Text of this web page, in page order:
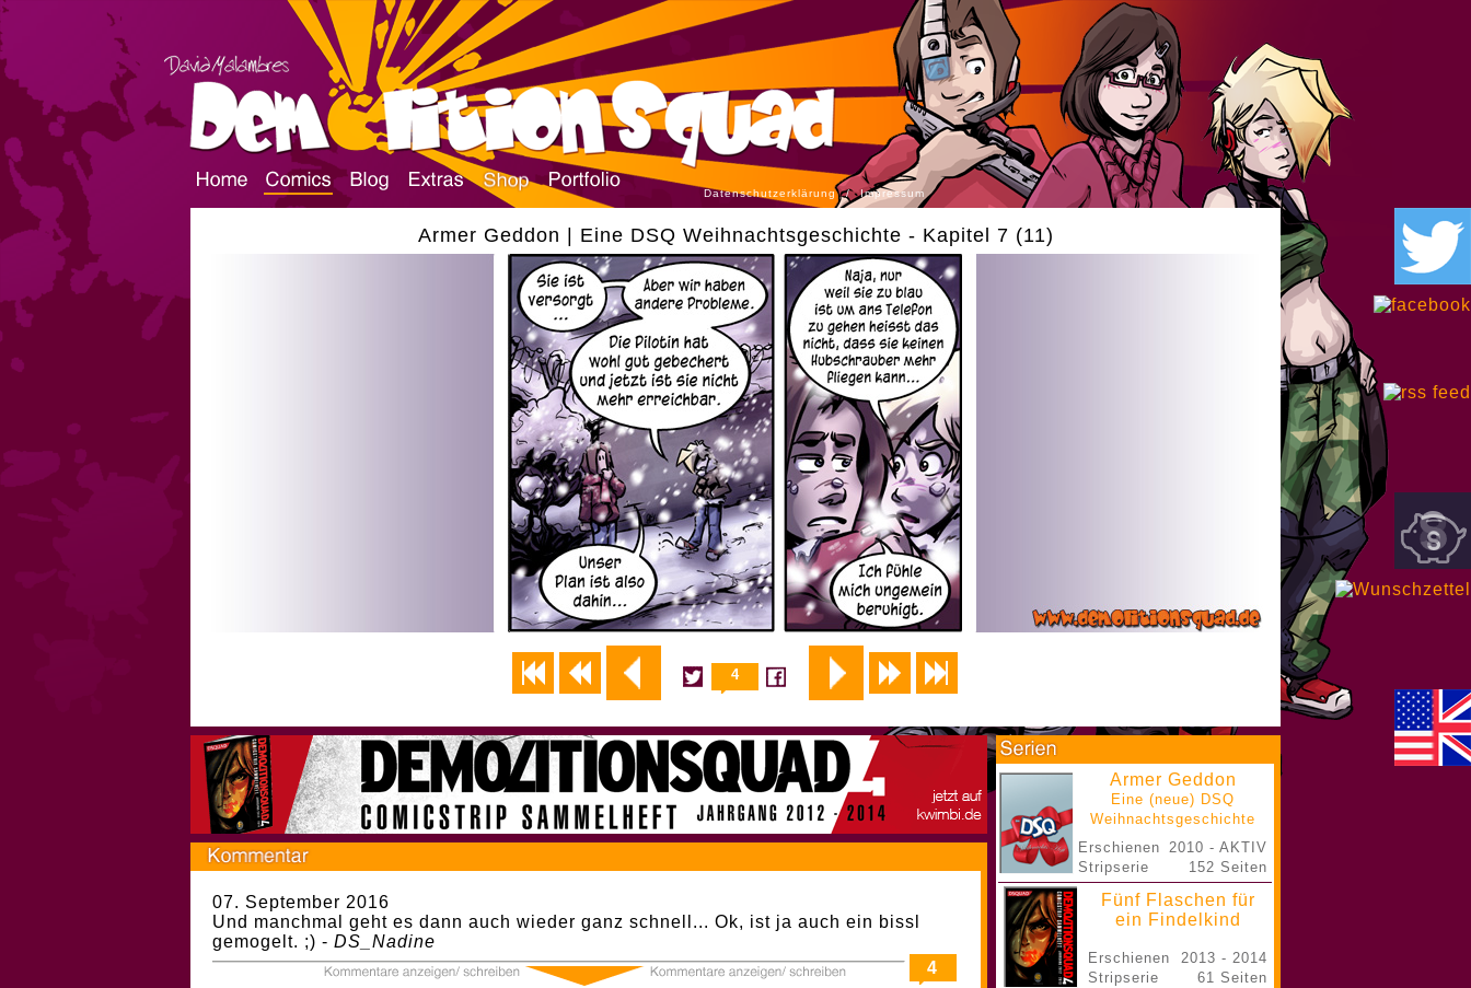
Datenschutzerklärung / Impressum
Armer Geddon | Eine DSQ Weihnachtsgeschichte - Kapitel 7 (11)
4
07. September 2016
Und manchmal geht es dann auch wieder ganz schnell... Ok, ist ja auch ein bissl
gemogelt. ;) - DS_Nadine
4
Armer Geddon
Eine (neue) DSQ
Weihnachtsgeschichte
Erschienen
Stripserie
2010 - AKTIV
152 Seiten
Fünf Flaschen für
ein Findelkind
Erschienen
Stripserie
2013 - 2014
61 Seiten